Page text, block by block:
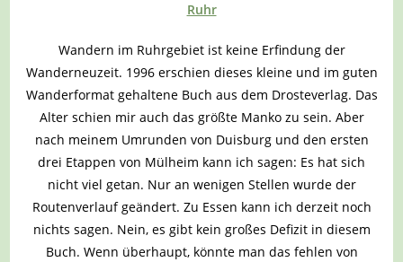
Ruhr
Wandern im Ruhrgebiet ist keine Erfindung der
Wanderneuzeit. 1996 erschien dieses kleine und im guten
Wanderformat gehaltene Buch aus dem Drosteverlag. Das
Alter schien mir auch das größte Manko zu sein. Aber
nach meinem Umrunden von Duisburg und den ersten
drei Etappen von Mülheim kann ich sagen: Es hat sich
nicht viel getan. Nur an wenigen Stellen wurde der
Routenverlauf geändert. Zu Essen kann ich derzeit noch
nichts sagen. Nein, es gibt kein großes Defizit in diesem
Buch. Wenn überhaupt, könnte man das fehlen von